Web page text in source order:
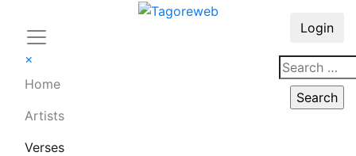
×
Home
Artists
Verses
Login